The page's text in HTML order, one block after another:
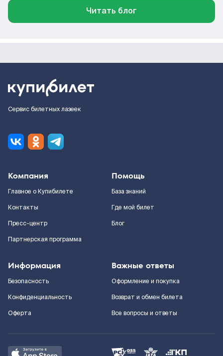
Читать блог
Сервис билетных лазеек
Компания
Главное о Купибилете
Контакты
Пресс-центр
Партнерская программа
Помощь
База знаний
Где мой билет
Блог
Информация
Безопасность
Конфиденциальность
Оферта
Важные ответы
Оформление и покупка
Возврат и обмен билета
Все вопросы и ответы